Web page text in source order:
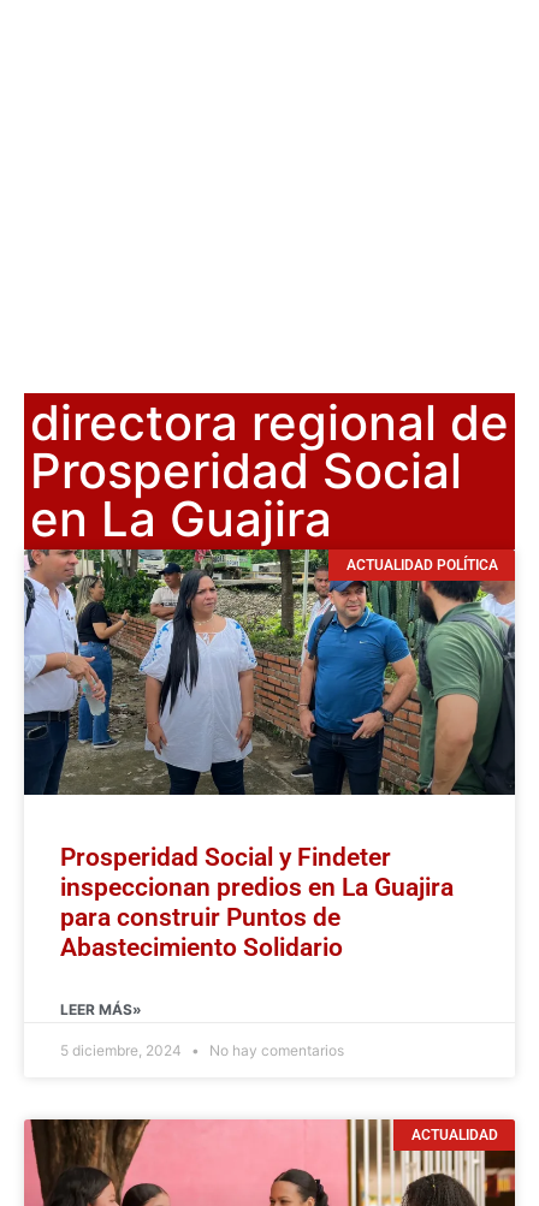
directora regional de
Prosperidad Social
en La Guajira
ACTUALIDAD POLÍTICA
Prosperidad Social y Findeter
inspeccionan predios en La Guajira
para construir Puntos de
Abastecimiento Solidario
LEER MÁS»
5 diciembre, 2024 No hay comentarios
ACTUALIDAD